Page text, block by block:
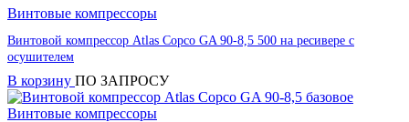
Винтовые компрессоры
Винтовой компрессор Atlas Copco GA 90-8,5 500 на ресивере с
осушителем
В корзину ПО ЗАПРОСУ
Винтовые компрессоры